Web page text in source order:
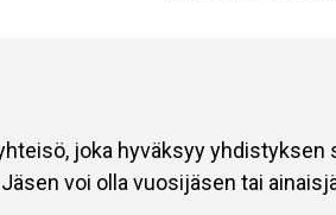
joka hyväksyy yhdistyksen
voi olla vuosijäsen tai